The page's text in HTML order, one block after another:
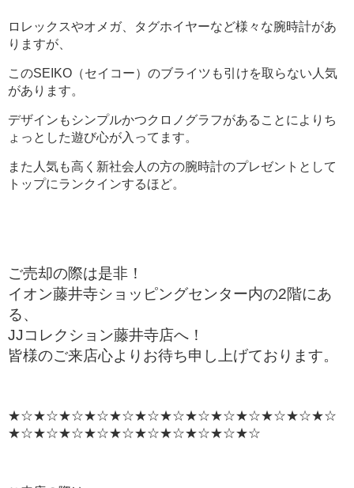
ロレックスやオメガ、タグホイヤーなど様々な腕時計があ
りますが、
このSEIKO（セイコー）のブライツも引けを取らない人気
があります。
デザインもシンプルかつクロノグラフがあることによりち
ょっとした遊び心が入ってます。
また人気も高く新社会人の方の腕時計のプレゼントとして
トップにランクインするほど。
ご売却の際は是非！
イオン藤井寺ショッピングセンター内の2階にあ
る、
JJコレクション藤井寺店へ！
皆様のご来店心よりお待ち申し上げております。
★☆★☆★☆★☆★☆★☆★☆★☆★☆★☆★☆★☆★☆
★☆★☆★☆★☆★☆★☆★☆★☆★☆★☆